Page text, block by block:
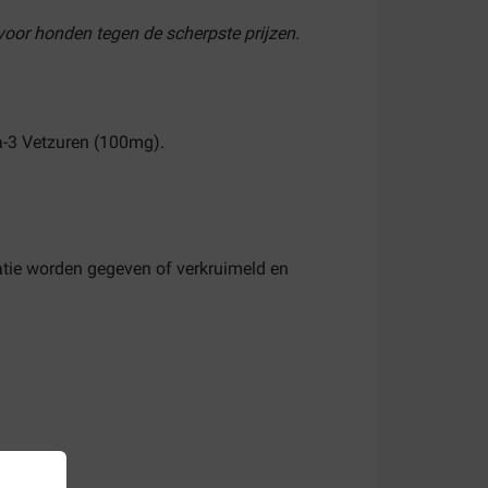
honden tegen de scherpste prijzen.
Vetzuren (100mg).
worden gegeven of verkruimeld en